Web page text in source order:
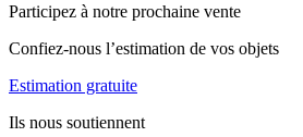
Participez à notre prochaine vente
Confiez-nous l’estimation de vos objets
Estimation gratuite
Ils nous soutiennent